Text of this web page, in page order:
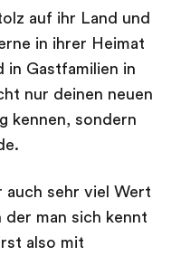
auf ihr Land und
in ihrer Heimat
in Gastfamilien in
nur deinen neuen
kennen, sondern
auch sehr viel Wert
man sich kennt
also mit